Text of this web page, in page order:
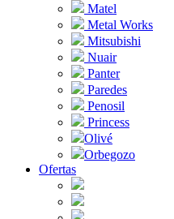
Matel
Metal Works
Mitsubishi
Nuair
Panter
Paredes
Penosil
Princess
Olivé
Orbegozo
Ofertas